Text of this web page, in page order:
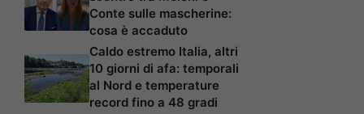
Conte sulle mascherine:
cosa è accaduto
Caldo estremo Italia, altri
10 giorni di afa: temporali
al Nord e temperature
record fino a 48 gradi